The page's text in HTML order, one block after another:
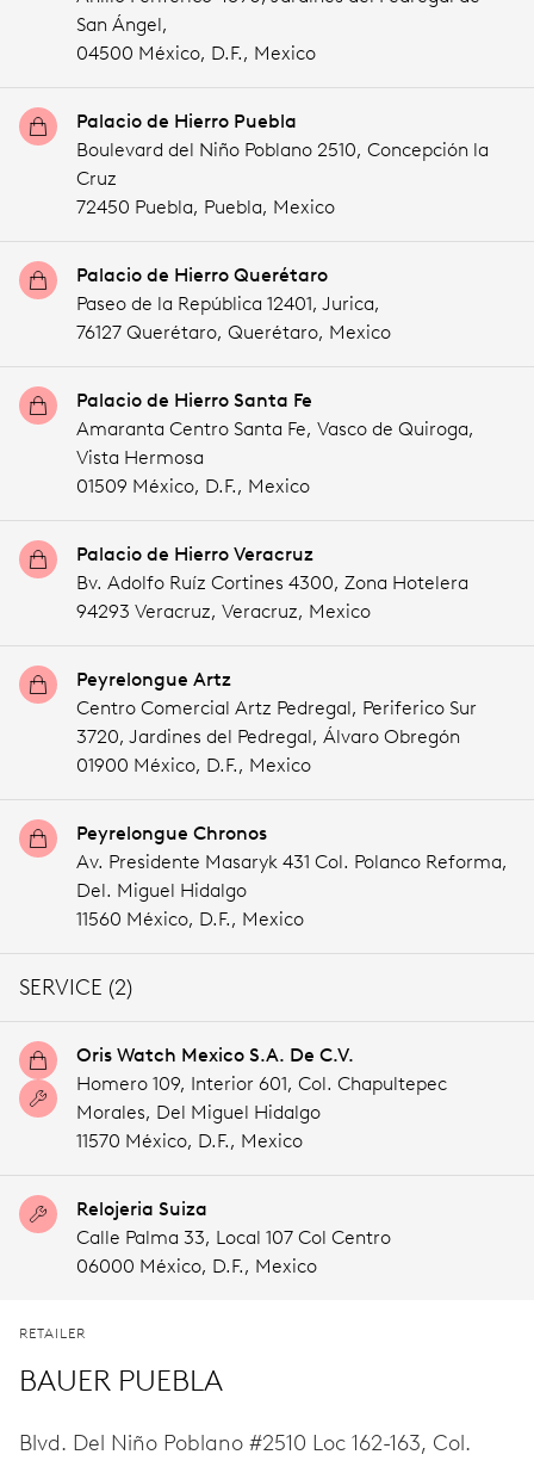
San Ángel,
04500 México, D.F., Mexico
Palacio de Hierro Puebla
Boulevard del Niño Poblano 2510, Concepción la
Cruz
72450 Puebla, Puebla, Mexico
Palacio de Hierro Querétaro
Paseo de la República 12401, Jurica,
76127 Querétaro, Querétaro, Mexico
Palacio de Hierro Santa Fe
Amaranta Centro Santa Fe, Vasco de Quiroga,
Vista Hermosa
01509 México, D.F., Mexico
Palacio de Hierro Veracruz
Bv. Adolfo Ruíz Cortines 4300, Zona Hotelera
94293 Veracruz, Veracruz, Mexico
Peyrelongue Artz
Centro Comercial Artz Pedregal, Periferico Sur
3720, Jardines del Pedregal, Álvaro Obregón
01900 México, D.F., Mexico
Peyrelongue Chronos
Av. Presidente Masaryk 431 Col. Polanco Reforma,
Del. Miguel Hidalgo
11560 México, D.F., Mexico
SERVICE (2)
Oris Watch Mexico S.A. De C.V.
Homero 109, Interior 601, Col. Chapultepec
Morales, Del Miguel Hidalgo
11570 México, D.F., Mexico
Relojeria Suiza
Calle Palma 33, Local 107 Col Centro
06000 México, D.F., Mexico
RETAILER
BAUER PUEBLA
Blvd. Del Niño Poblano #2510 Loc 162-163, Col.